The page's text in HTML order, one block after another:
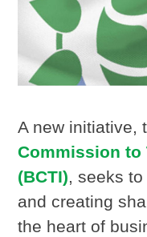
A new initiative,
Commission to
(BCTI), seeks
and creating
the heart of